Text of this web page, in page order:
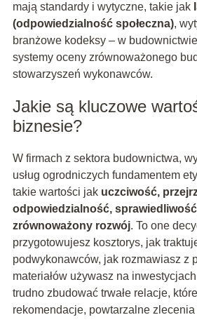
mają standardy i wytyczne, takie jak
(odpowiedzialność społeczna),
branżowe kodeksy – w
systemy oceny zrównoważonego
stowarzyszeń wykonawców.
Jakie są kluczowe
biznesie?
W firmach z sektora budownictwa,
usług ogrodniczych fundamentem
takie wartości jak uczciwość,
odpowiedzialność,
zrównoważony rozwój. To one
przygotowujesz kosztorys, jak
podwykonawców, jak rozmawiasz z
materiałów używasz na
trudno zbudować trwałe relacje,
rekomendacje, powtarzalne